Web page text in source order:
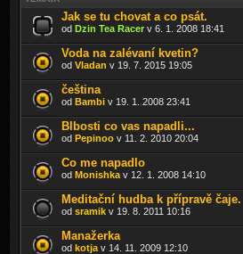
Jak se tu chovat a co psát.
od Dzin Tea Racer v 6. 1. 2008 18:41
Voda na zalévaní kvetin?
od Vladan v 19. 7. 2015 19:05
čeština
od Bambi v 19. 1. 2008 23:41
Blbosti co vas napadli...
od Pepinoo v 11. 2. 2010 20:04
Co me napadlo
od Monishka v 12. 1. 2008 14:10
Meditační hudba k přípravě čaje.
od sramik v 19. 8. 2011 10:16
Manažerka
od kotja v 14. 11. 2009 12:10